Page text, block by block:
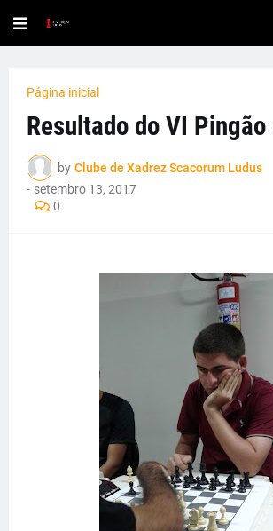
Página inicial
Resultado do VI Pingão
by Clube de Xadrez Scacorum Ludus
- setembro 13, 2017
0